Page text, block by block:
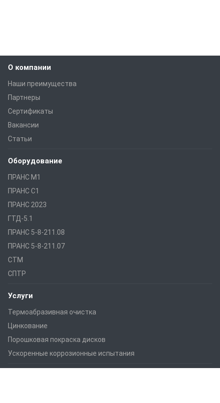
О компании
Наши преимущества
Партнеры
Сертификаты
Вакансии
Статьи
Оборудование
ПРАНС M1
ПРАНС С1
ПРАНС 2023
ГТД-5.1
ПРАНС 5-8-211.08
ПРАНС 5-8-211.07
СТМ
СПТР
Услуги
Термоабразивная очистка
Цинкование
Порошковая покраска дисков
Ускоренные коррозионные испытания